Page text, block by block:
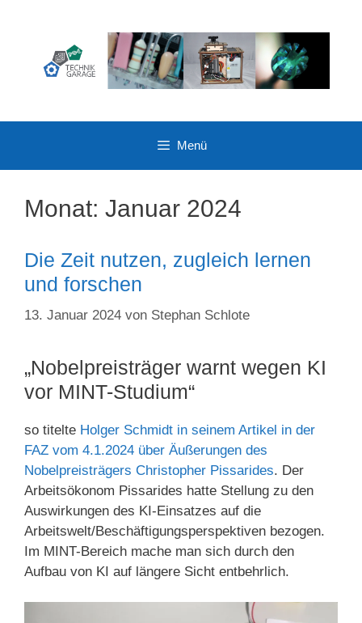
Menü
Monat: Januar 2024
Die Zeit nutzen, zugleich lernen
und forschen
13. Januar 2024 von Stephan Schlote
„Nobelpreisträger warnt wegen KI
vor MINT-Studium“
so titelte Holger Schmidt in seinem Artikel in der
FAZ vom 4.1.2024 über Äußerungen des
Nobelpreisträgers Christopher Pissarides. Der
Arbeitsökonom Pissarides hatte Stellung zu den
Auswirkungen des KI-Einsatzes auf die
Arbeitswelt/Beschäftigungsperspektiven bezogen.
Im MINT-Bereich mache man sich durch den
Aufbau von KI auf längere Sicht entbehrlich.